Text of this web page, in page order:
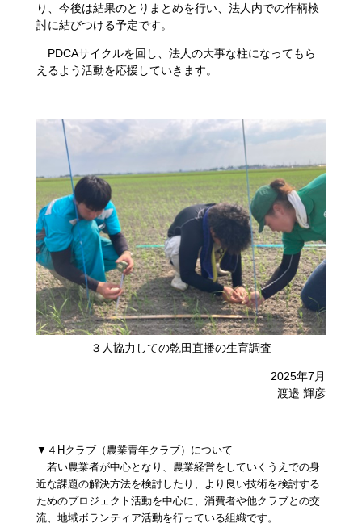
り、今後は結果のとりまとめを行い、法人内での作柄検
討に結びつける予定です。
PDCAサイクルを回し、法人の大事な柱になってもら
えるよう活動を応援していきます。
​３人協力しての乾田直播の生育調査
2025年7月
渡邉 輝彦
▼４Hクラブ（農業青年クラブ）​について
若い農業者が中心となり、農業経営をしていくうえでの身
近な課題の解決方法を検討したり、より良い技術を検討する
ためのプロジェクト活動を中心に、消費者や他クラブとの交
流、地域ボランティア活動を行っている組織です。